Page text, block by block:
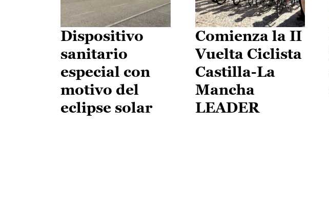
Dispositivo
sanitario
especial con
motivo del
eclipse solar
Comienza la II
Vuelta Ciclista
Castilla-La
Mancha
LEADER